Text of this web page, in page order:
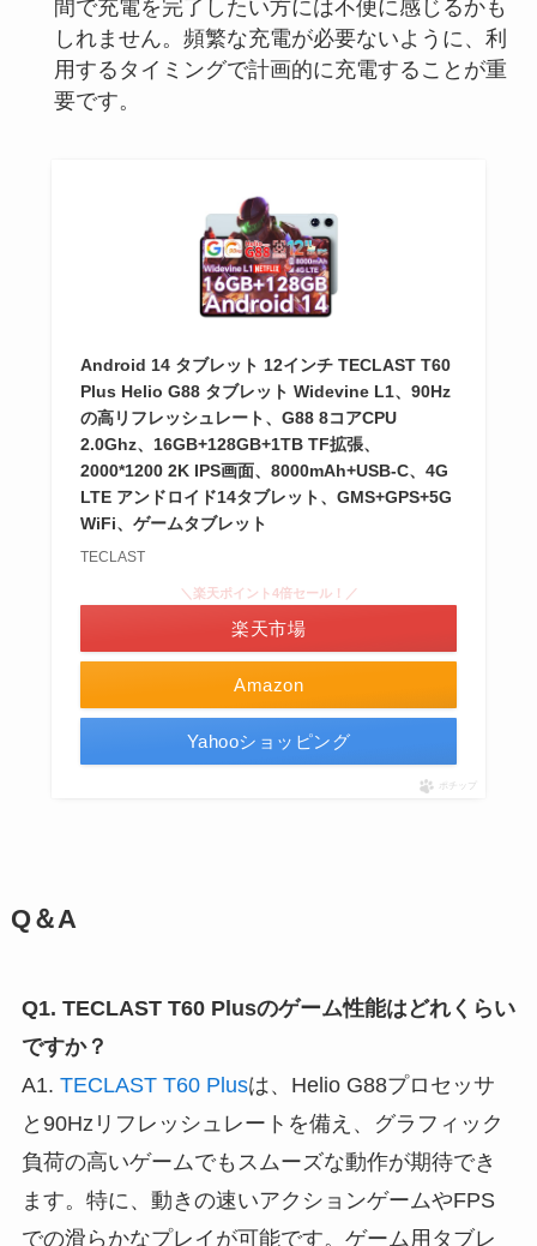
間で充電を完了したい方には不便に感じるかも
しれません。頻繁な充電が必要ないように、利
用するタイミングで計画的に充電することが重
要です。
Android 14 タブレット 12インチ TECLAST T60
Plus Helio G88 タブレット Widevine L1、90Hz
の高リフレッシュレート、G88 8コアCPU
2.0Ghz、16GB+128GB+1TB TF拡張、
2000*1200 2K IPS画面、8000mAh+USB-C、4G
LTE アンドロイド14タブレット、GMS+GPS+5G
WiFi、ゲームタブレット
TECLAST
Amazon
＼楽天ポイント4倍セール！／
楽天市場
Yahooショッピング
ポチップ
Q＆A
Q1. TECLAST T60 Plusのゲーム性能はどれくらい
ですか？
A1. TECLAST T60 Plusは、Helio G88プロセッサ
と90Hzリフレッシュレートを備え、グラフィック
負荷の高いゲームでもスムーズな動作が期待でき
ます。特に、動きの速いアクションゲームやFPS
での滑らかなプレイが可能です。ゲーム用タブレ